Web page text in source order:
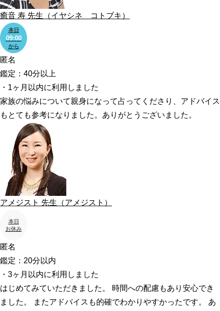
癒音 寿 先生 （イヤシネ コトブキ）
本日
09:00
から
匿名
鑑定：40分以上
・1ヶ月以内に利用しました
家族の悩みについて親身になって占ってくださり、アドバイス
もとても参考になりました。ありがとうございました。
アメジスト 先生 （アメジスト）
本日
お休み
匿名
鑑定：20分以内
・3ヶ月以内に利用しました
はじめてみていただきました。 時間への配慮もあり安心でき
ました。 またアドバイスも的確でわかりやすかったです。 あ